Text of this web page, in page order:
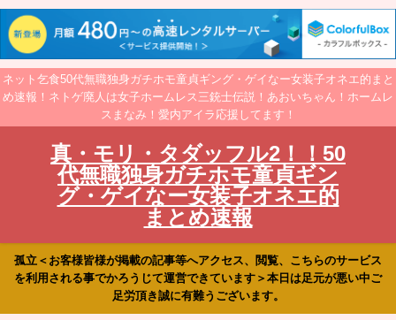
ネット乞食50代無職独身ガチホモ童貞ギング・ゲイなー女装子オネエ的まと
め速報！ネトゲ廃人は女子ホームレス三銃士伝説！あおいちゃん！ホームレ
スまなみ！愛内アイラ応援してます！
真・モリ・タダッフル2！！50
代無職独身ガチホモ童貞ギン
グ・ゲイなー女装子オネエ的
まとめ速報
孤立＜お客様皆様が掲載の記事等へアクセス、閲覧、こちらのサービス
を利用される事でかろうじて運営できています＞本日は足元が悪い中ご
足労頂き誠に有難うございます。